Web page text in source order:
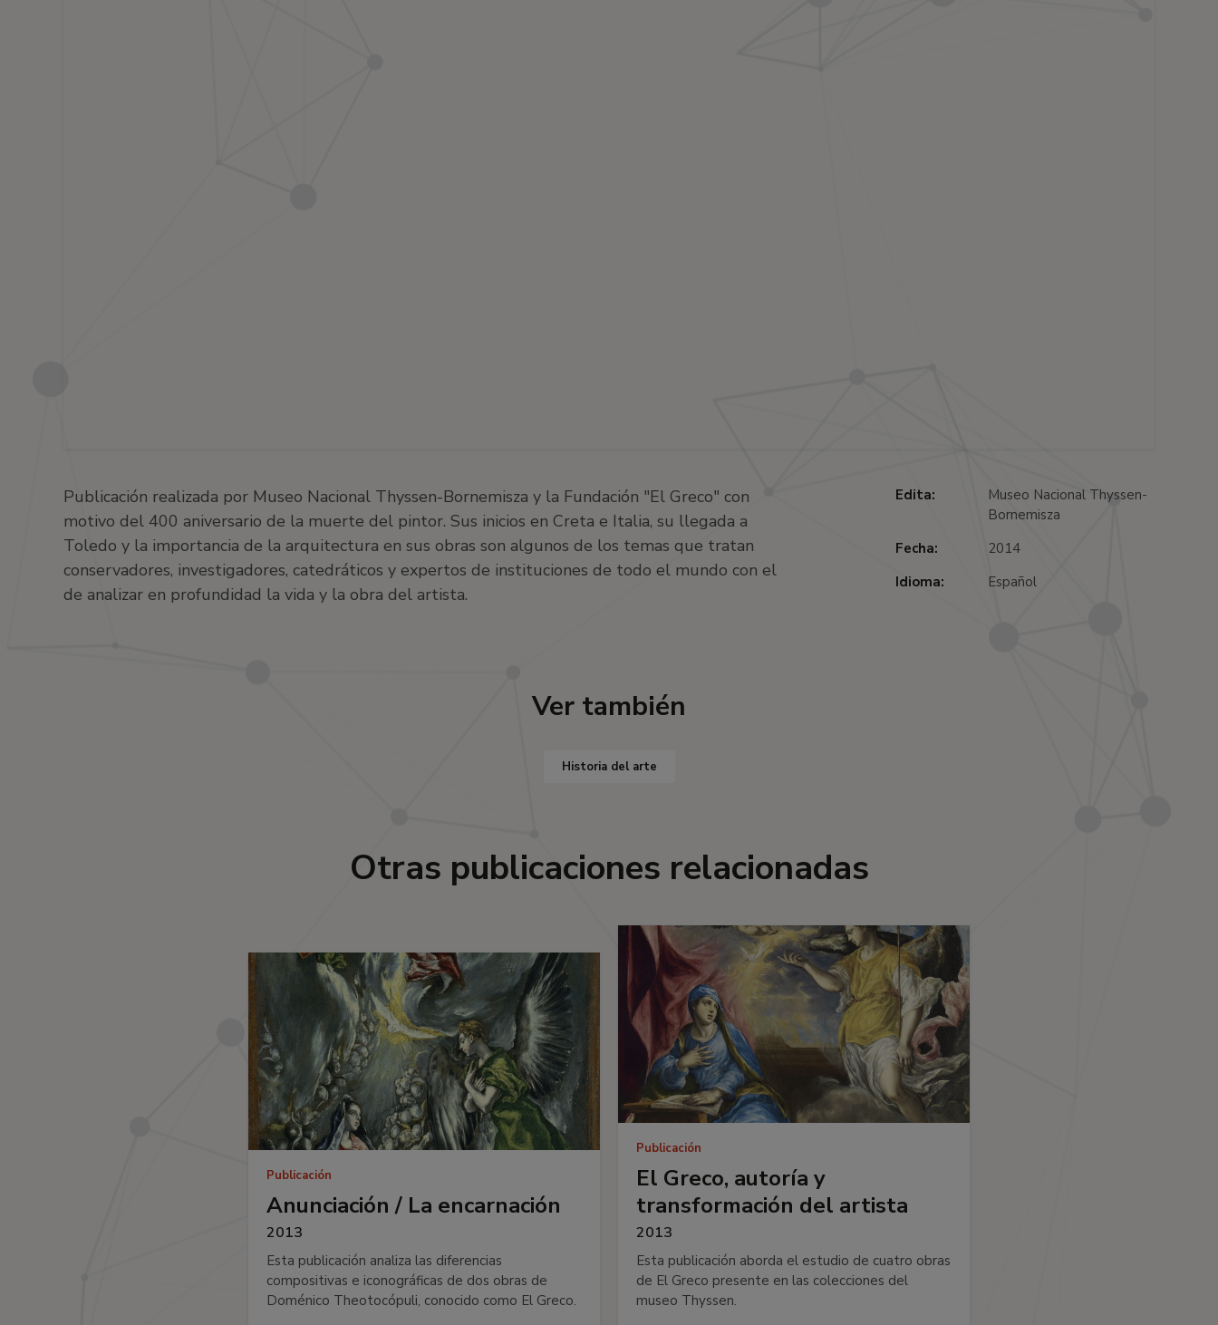
Edita:
Museo Nacional Thyssen-
Bornemisza
Fecha:
2014
Idioma:
Español
Publicación realizada por Museo Nacional Thyssen-Bornemisza y la Fundación "El Greco" con
motivo del 400 aniversario de la muerte del pintor. Sus inicios en Creta e Italia, su llegada a
Toledo y la importancia de la arquitectura en sus obras son algunos de los temas que tratan
conservadores, investigadores, catedráticos y expertos de instituciones de todo el mundo con el
de analizar en profundidad la vida y la obra del artista.
Ver también
Historia del arte
Otras publicaciones relacionadas
Publicación
Anunciación / La encarnación
2013
Esta publicación analiza las diferencias
compositivas e iconográficas de dos obras de
Doménico Theotocópuli, conocido como El Greco.
Publicación
El Greco, autoría y
transformación del artista
2013
Esta publicación aborda el estudio de cuatro obras
de El Greco presente en las colecciones del
museo Thyssen.